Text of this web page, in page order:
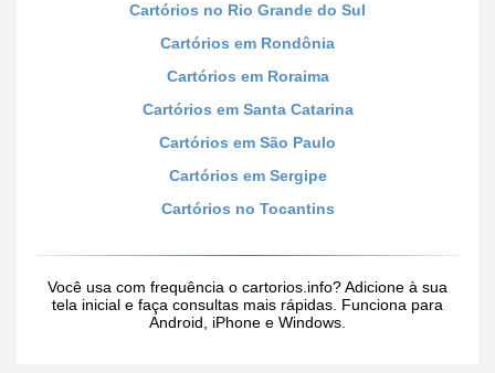
Cartórios no Rio Grande do Sul
Cartórios em Rondônia
Cartórios em Roraima
Cartórios em Santa Catarina
Cartórios em São Paulo
Cartórios em Sergipe
Cartórios no Tocantins
Você usa com frequência o cartorios.info? Adicione à sua
tela inicial e faça consultas mais rápidas. Funciona para
Android, iPhone e Windows.